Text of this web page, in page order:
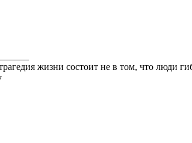
жизни состоит не в том, что люди